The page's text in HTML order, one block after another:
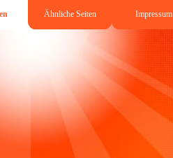
Ähnliche Seiten Impressum